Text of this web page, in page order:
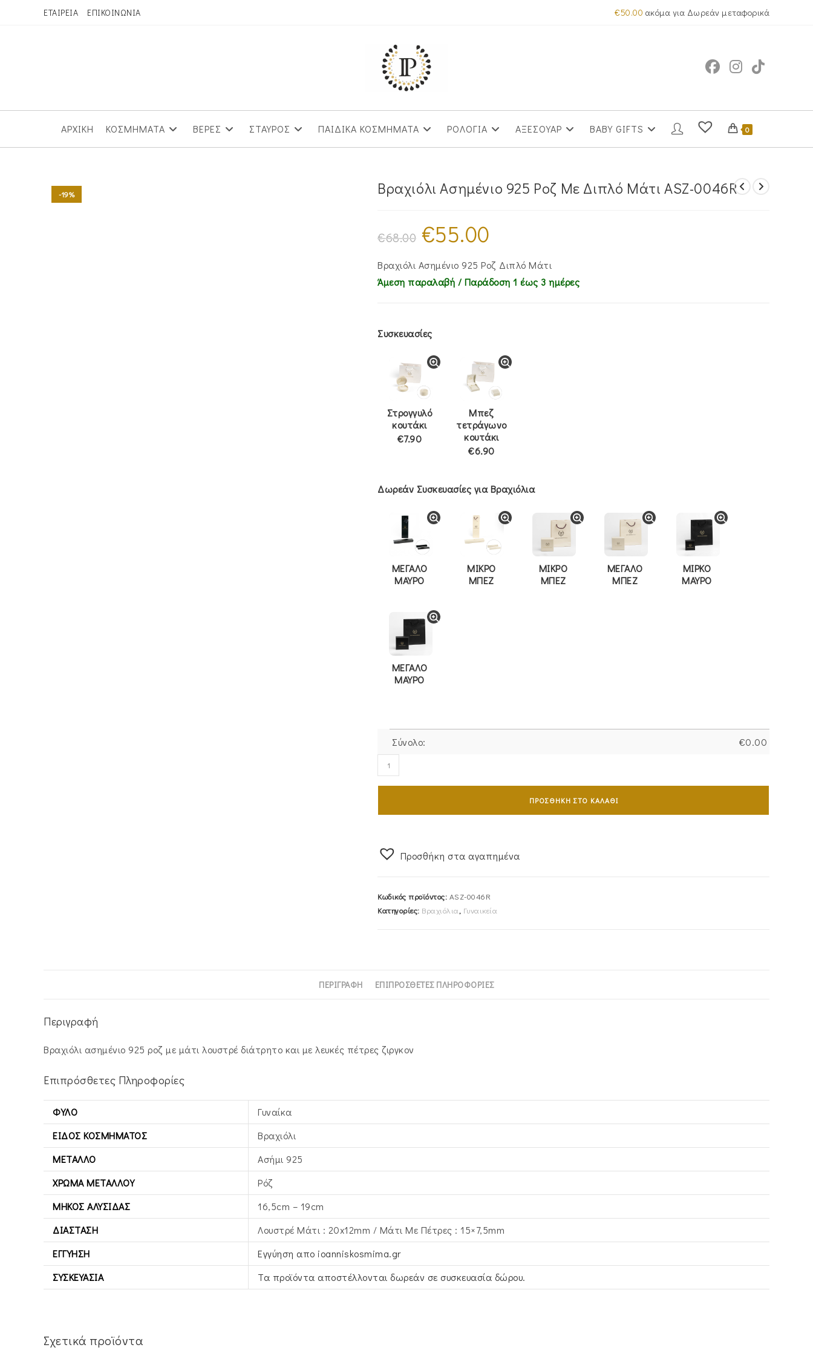
ΕΤΑΙΡΕΙΑ ΕΠΙΚΟΙΝΩΝΙΑ €50.00 ακόμα για Δωρεάν μεταφορικά
ΑΡΧΙΚΗ ΚΟΣΜΗΜΑΤΑ ΒΕΡΕΣ ΣΤΑΥΡΟΣ ΠΑΙΔΙΚΑ ΚΟΣΜΗΜΑΤΑ ΡΟΛΟΓΙΑ ΑΞΕΣΟΥΑΡ BABY GIFTS 0
-19% Βραχιόλι Ασημένιο 925 Ροζ Με Διπλό Μάτι ASZ-0046R
€68.00
Original
price
was:
€55.00
€55.00.
Βραχιόλι Ασημένιο 925 Ροζ Διπλό Μάτι
Άμεση παραλαβή / Παράδoση 1 έως 3 ημέρες
Συσκευασίες
Στρογγυλό
κουτάκι
€7.90
Μπεζ
τετράγωνο
κουτάκι
€6.90
Δωρεάν Συσκευασίες για Βραχιόλια
ΜΕΓΑΛΟ
ΜΑΥΡΟ
ΜΙΚΡΟ
ΜΠΕΖ
ΜΙΚΡΟ
ΜΠΕΖ
ΜΕΓΑΛΟ
ΜΠΕΖ
ΜΙΡΚΟ
ΜΑΥΡΟ
ΜΕΓΑΛΟ
ΜΑΥΡΟ
Σύνολο: €0.00
Βραχιόλι
Ασημένιο
Μάτι
ποσότητα
ΠΡΟΣΘΉΚΗ ΣΤΟ ΚΑΛΆΘΙ
Προσθήκη στα αγαπημένα
Κωδικός προϊόντος: ASZ-0046R
Κατηγορίες: Βραχιόλια, Γυναικεία
ΠΕΡΙΓΡΑΦΉ ΕΠΙΠΡΌΣΘΕΤΕΣ ΠΛΗΡΟΦΟΡΊΕΣ
Περιγραφή
Βραχιόλι ασημένιο 925 ροζ με μάτι λουστρέ διάτρητο και με λευκές πέτρες ζιργκον
Επιπρόσθετες Πληροφορίες
ΦΎΛΟ
Γυναίκα
ΕΊΔΟΣ ΚΟΣΜΉΜΑΤΟΣ
Βραχιόλι
ΜΈΤΑΛΛΟ
Ασήμι 925
ΧΡΏΜΑ ΜΕΤΆΛΛΟΥ
Ρόζ
ΜΉΚΟΣ ΑΛΥΣΊΔΑΣ
16,5cm – 19cm
ΔΙΆΣΤΑΣΗ
Λουστρέ Μάτι : 20x12mm / Μάτι Με Πέτρες : 15×7,5mm
ΕΓΓΎΗΣΗ
Εγγύηση απο ioanniskosmima.gr
ΣΥΣΚΕΥΑΣΊΑ
Τα προϊόντα αποστέλλονται δωρεάν σε συσκευασία δώρου.
Σχετικά προϊόντα